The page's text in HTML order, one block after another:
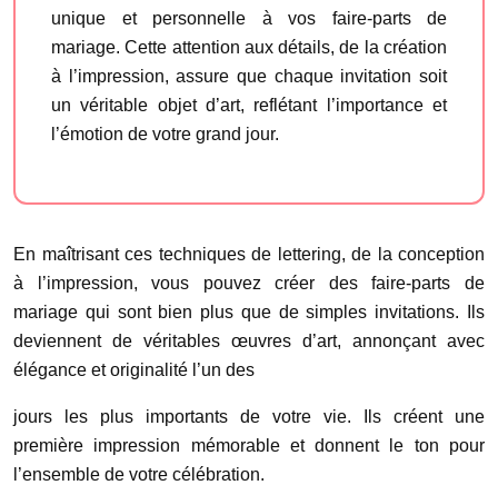
unique et personnelle à vos faire-parts de
mariage. Cette attention aux détails, de la création
à l’impression, assure que chaque invitation soit
un véritable objet d’art, reflétant l’importance et
l’émotion de votre grand jour.
En maîtrisant ces techniques de lettering, de la conception
à l’impression, vous pouvez créer des faire-parts de
mariage qui sont bien plus que de simples invitations. Ils
deviennent de véritables œuvres d’art, annonçant avec
élégance et originalité l’un des
jours les plus importants de votre vie. Ils créent une
première impression mémorable et donnent le ton pour
l’ensemble de votre célébration.